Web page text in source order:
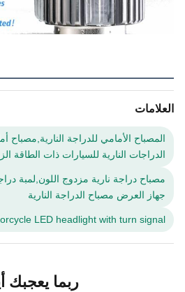
العلامات
المصباح الأمامي للدراجة النارية,مصباح
الدراجات النارية للسيارات ذات الطاقة
مصباح دراجة نارية مزدوج اللون,لمبة
جهاز العرض مصباح الدراجة النارية
LED headlight with turn signal
ربما يعجبك